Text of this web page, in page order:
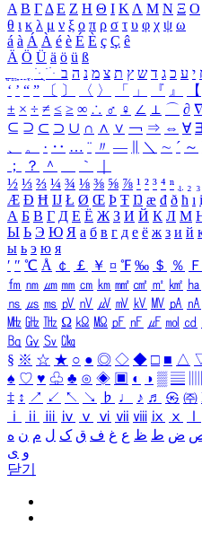
Α Β ΓΔ Ε Ζ Η Θ Ι ΚΛ Μ Ν Ξ Ο
θ ι κ λ μ ν ξ ο π ρ σ τ υ φ χ ψ ω
á à Á À é è É È ç Ç ê
Ä Ö Ü ä ö ü ß
ִֶֹ ֻּ ׁׂ י ע כ ג ד ש ץ ת צ מ נ ה ב
‘ ’ “ ” 〔 〕 〈 〉 「 」 『 』 【
± × ÷ ≠ ≤ ≥ ∞ ∴ ♂ ♀ ∠ ⊥ ⌒ ∂ ∇
⊆ ⊇ ⊂ ⊃ ∪ ∩ ∧ ∨ ￢ ⇒ ⇔ ∀ ∃
、
。 · ‥ … ¨ 〃 ― ＼ ∼ ´ ～
；
？ ＾ ｀
½ ⅓ ⅔ ¼ ¾ ⅛ ⅜ ⅝ ⅞ ¹ ² ³ ⁴ ⁿ ₁ ₂ ₃
Æ Ð Ħ Ĳ Ł Ø Œ Þ Ŧ Ŋ æ đ ð ħ ı
А Б В Г Д Е Ё Ж З И Й К Л М
Ы Ь Э Ю Я а б в г д е ё ж з и й
ы ь э ю я
′ ″ ℃ Å ￠ ￡ ￥ ¤ ℉ ‰ ＄ ％ Ｆ
㎙ ㎚ ㎛ ㎜ ㎝ ㎞ ㎟ ㎠ ㎡ ㎢ ㏊
㎱ ㎲ ㎳ ㎴ ㎵ ㎶ ㎷ ㎸ ㎹ ㎀ ㎁
㎒ ㎓ ㎔ Ω ㏀ ㏁ ㎊ ㎋ ㎌ ㏖ ㏅
㏃ ㏉ ㏜ ㏆
§ ※ ☆ ★ ○ ● ◎ ◇ ◆ □ ■ △
♠ ♡ ♥ ♧ ♣ ⊙ ◈ ▣ ◐ ◑ ▒ ▤
‡ ↕ ↗ ↙ ↖ ↘ ♭ ♩ ♪ ♬ ㉿ ㈜
ⅰ
ⅱ ⅲ ⅳ ⅴ ⅵ ⅶ ⅷ ⅸ ⅹ
ض ط ظ ع غ ف ق ک ل م ن ه
و ی
닫기